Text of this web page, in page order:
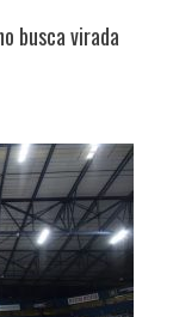
busca virada